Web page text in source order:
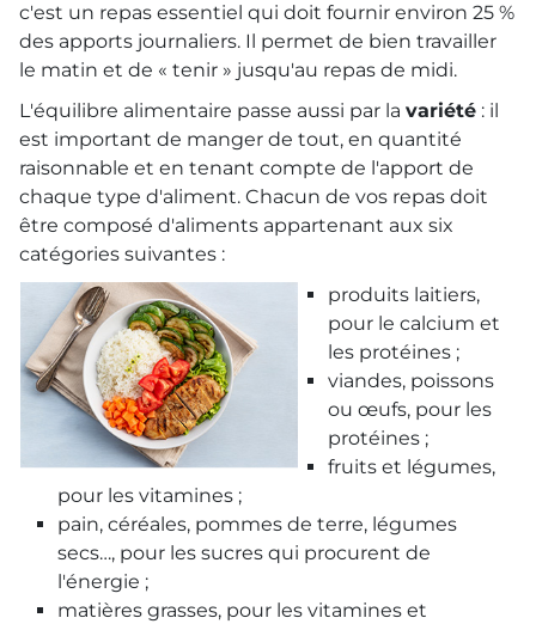
c'est un repas essentiel qui doit fournir environ 25 %
des apports journaliers. Il permet de bien travailler
le matin et de « tenir » jusqu'au repas de midi.
L'équilibre alimentaire passe aussi par la variété : il
est important de manger de tout, en quantité
raisonnable et en tenant compte de l'apport de
chaque type d'aliment. Chacun de vos repas doit
être composé d'aliments appartenant aux six
catégories suivantes :
produits laitiers,
pour le calcium et
les protéines ;
viandes, poissons
ou œufs, pour les
protéines ;
fruits et légumes,
pour les vitamines ;
pain, céréales, pommes de terre, légumes
secs…, pour les sucres qui procurent de
l'énergie ;
matières grasses, pour les vitamines et